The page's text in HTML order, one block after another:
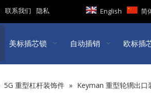
联系我们 隐私 English 简
美标插芯锁 自动插销 欧标插
5G 重型杠杆装饰件 » Keyman 重型轮辋出口